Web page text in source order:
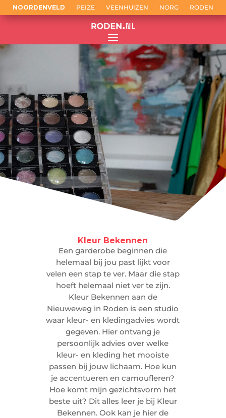
NOORDENVELD PEIZE VEENHUIZEN NORG RODEN
Kleur Bekennen
Een garderobe beginnen die
helemaal bij jou past lijkt voor
velen een stap te ver. Maar die stap
hoeft helemaal niet ver te zijn.
Kleur Bekennen aan de
Nieuweweg in Roden is een studio
waar kleur- en kledingadvies wordt
gegeven. Hier ontvang je
persoonlijk advies over welke
kleur- en kleding het mooiste
passen bij jouw lichaam. Hoe kun
je accentueren en camoufleren?
Hoe komt mijn gezichtsvorm het
beste uit? Dit alles leer je bij Kleur
Bekennen. Ook kan je hier de